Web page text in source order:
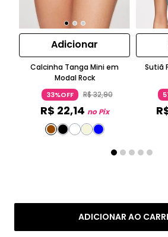
ADICIONAR AO
Adicionar
Calcinha Tanga Mini em
Modal Rock
33%OFF R$32,90
R$ 22,14 no Pix
Sutiã